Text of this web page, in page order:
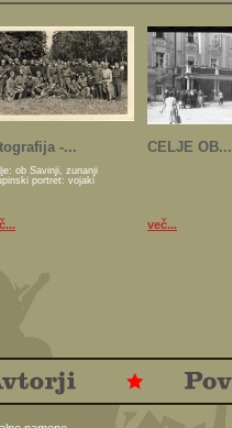
-...
ob Savinji, zunanji
portret: vojaki
CELJE OB...
več...